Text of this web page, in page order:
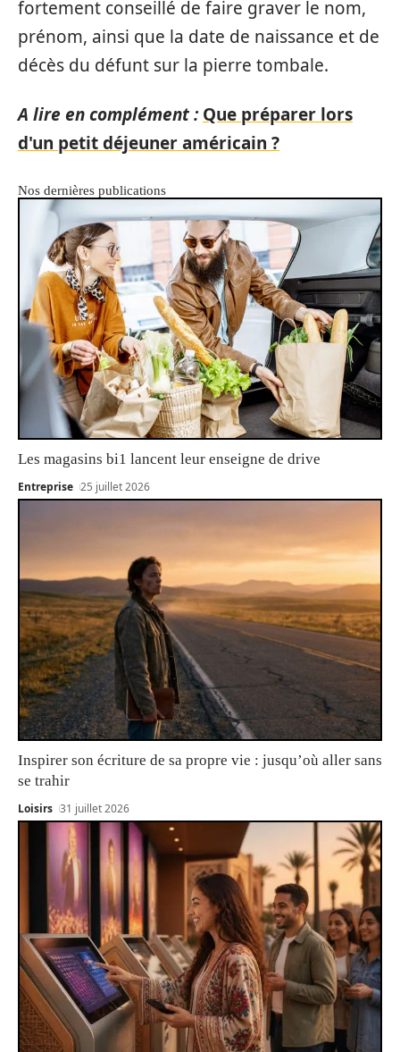
fortement conseillé de faire graver le nom,
prénom, ainsi que la date de naissance et de
décès du défunt sur la pierre tombale.
A lire en complément : Que préparer lors
d'un petit déjeuner américain ?
Nos dernières publications
Les magasins bi1 lancent leur enseigne de drive
Entreprise 25 juillet 2026
Inspirer son écriture de sa propre vie : jusqu’où aller sans
se trahir
Loisirs 31 juillet 2026